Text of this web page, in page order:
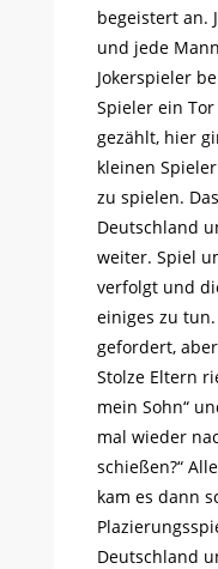
begeistert an.
und jede
Jokerspieler
Spieler ein
gezählt, hier
kleinen
zu spielen.
Deutschland
weiter. Spiel
verfolgt und
einiges zu
gefordert,
Stolze Eltern
mein Sohn“
mal wieder
schießen?“
kam es dann
Deutschland